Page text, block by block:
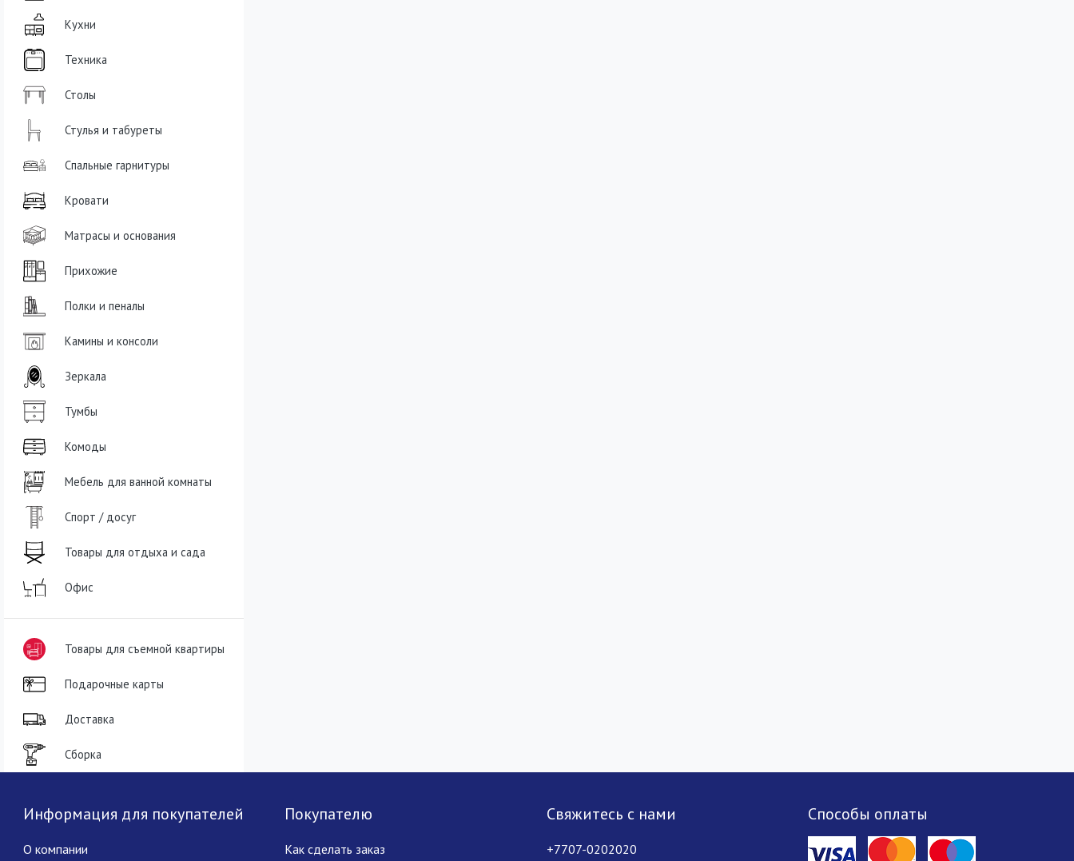
Кухни
Техника
Столы
Стулья и табуреты
Спальные гарнитуры
Кровати
Матрасы и основания
Прихожие
Полки и пеналы
Камины и консоли
Зеркала
Тумбы
Комоды
Мебель для ванной комнаты
Спорт / досуг
Товары для отдыха и сада
Офис
Товары для съемной квартиры
Подарочные карты
Доставка
Сборка
Информация для покупателей
О компании
Покупателю
Как сделать заказ
Свяжитесь с нами
+7707-0202020
Способы оплаты